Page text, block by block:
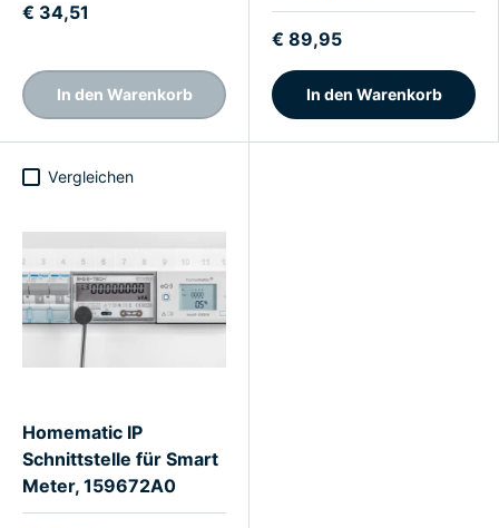
€ 34,51
In den Warenkorb
€ 89,95
In den Warenkorb
Vergleichen
Homematic IP
Schnittstelle für Smart
Meter, 159672A0